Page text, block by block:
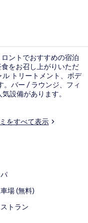
ントでおすすめの宿泊
をお召し上がりいただ
トリートメント、ボデ
。バー / ラウンジ、フィ
設備があります。
をすべて表示
場 (無料)
トラン